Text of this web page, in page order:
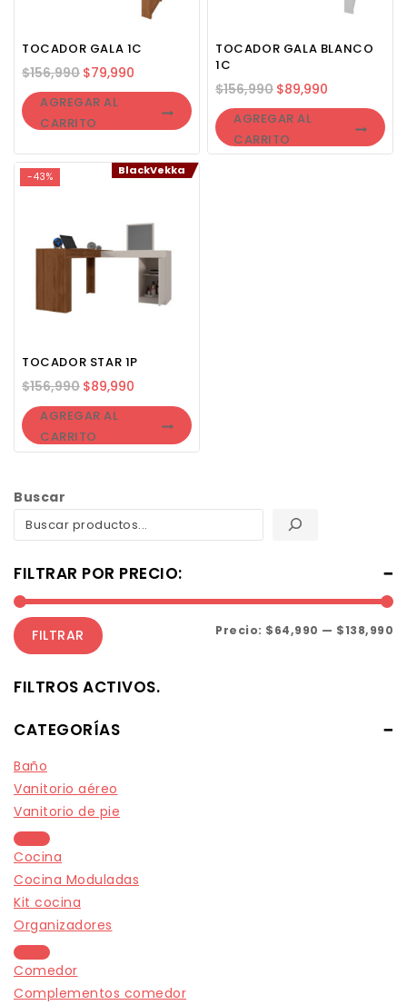
TOCADOR GALA 1C
$156,990 $79,990
AGREGAR AL
CARRITO
TOCADOR GALA BLANCO
1C
$156,990 $89,990
AGREGAR AL
CARRITO
-43% BlackVekka
TOCADOR STAR 1P
$156,990 $89,990
AGREGAR AL
CARRITO
Buscar
FILTRAR POR PRECIO:
FILTRAR Precio: $64,990 — $138,990
FILTROS ACTIVOS.
CATEGORÍAS
Baño
Vanitorio aéreo
Vanitorio de pie
Cocina
Cocina Moduladas
Kit cocina
Organizadores
Comedor
Complementos comedor